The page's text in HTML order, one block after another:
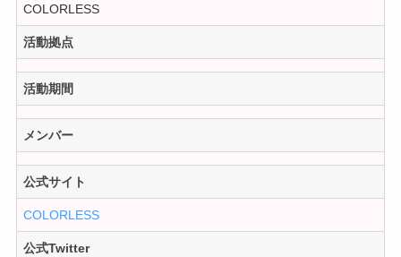
COLORLESS
活動拠点
活動期間
メンバー
公式サイト
COLORLESS
公式Twitter